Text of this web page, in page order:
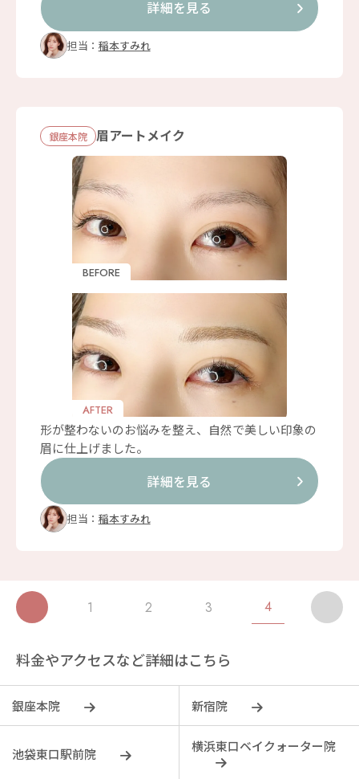
詳細を見る
担当： 稲本すみれ
銀座本院 眉アートメイク
BEFORE
AFTER
形が整わないのお悩みを整え、自然で美しい印象の
眉に仕上げました。
詳細を見る
担当： 稲本すみれ
1 2 3 4
料金やアクセスなど詳細はこちら
銀座本院 新宿院
池袋東口駅前院 横浜東口ベイクォーター院